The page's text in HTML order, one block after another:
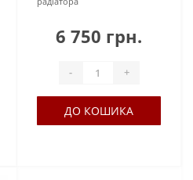
6 750 грн.
- +
ДО КОШИКА